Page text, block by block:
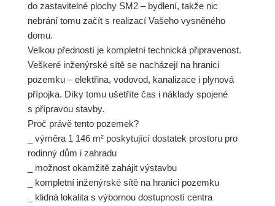
do zastavitelné plochy SM2 – bydlení, takže nic
nebrání tomu začít s realizací Vašeho vysněného
domu.
Velkou předností je kompletní technická připravenost.
Veškeré inženýrské sítě se nacházejí na hranici
pozemku – elektřina, vodovod, kanalizace i plynová
přípojka. Díky tomu ušetříte čas i náklady spojené
s přípravou stavby.
Proč právě tento pozemek?
_ výměra 1 146 m² poskytující dostatek prostoru pro
rodinný dům i zahradu
_ možnost okamžitě zahájit výstavbu
_ kompletní inženýrské sítě na hranici pozemku
_ klidná lokalita s výbornou dostupností centra